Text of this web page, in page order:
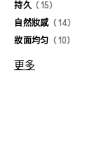
持久 15
自然妝感 14
妝面均匀 10
更多